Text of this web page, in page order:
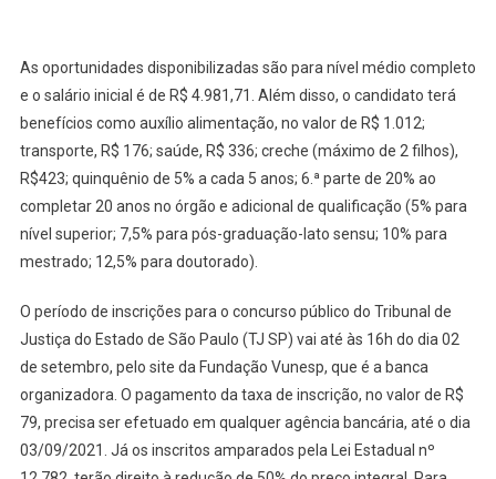
As oportunidades disponibilizadas são para nível médio completo
e o salário inicial é de R$ 4.981,71. Além disso, o candidato terá
benefícios como auxílio alimentação, no valor de R$ 1.012;
transporte, R$ 176; saúde, R$ 336; creche (máximo de 2 filhos),
R$423; quinquênio de 5% a cada 5 anos; 6.ª parte de 20% ao
completar 20 anos no órgão e adicional de qualificação (5% para
nível superior; 7,5% para pós-graduação-lato sensu; 10% para
mestrado; 12,5% para doutorado).
O período de inscrições para o concurso público do Tribunal de
Justiça do Estado de São Paulo (TJ SP) vai até às 16h do dia 02
de setembro, pelo site da Fundação Vunesp, que é a banca
organizadora. O pagamento da taxa de inscrição, no valor de R$
79, precisa ser efetuado em qualquer agência bancária, até o dia
03/09/2021. Já os inscritos amparados pela Lei Estadual nº